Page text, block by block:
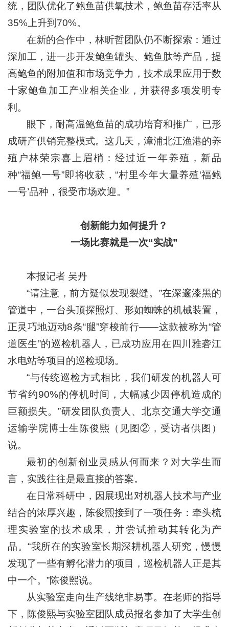
统，团队优化了鲍鱼苗供氧技术，鲍鱼苗存活率从
35%上升到70%。
在新的合作中，林昕哲团队仍不断探索：通过
深加工，进一步开发鲍鱼罐头、鲍鱼肽等产品，提
高鲍鱼的附加值和市场竞争力，技术成果应用于数
十家鲍鱼加工产业相关企业，并获得多项发明专
利。
眼下，耐高温鲍鱼苗的成功培育和推广，已形
成研产供销完整模式。这几天，漳浦北江渔港的养
殖户林荣宗喜上眉梢：经过近一年养殖，新品
种“福鲍一号”即将收获，“村里今年大量养殖‘福鲍
一号’品种，很受市场欢迎。”
创新能力如何提升？
一场比赛就是一次“实战”
本报记者 吴丹
“请注意，前方疑似发现裂缝。”在深邃漆黑的
管道中，一台头顶探照灯、形如蜘蛛的机械装置，
正灵巧地迈动8条“腿”穿梭前行——这款被称为“管
道医生”的巡检机器人，已成功应用在四川雅砻江
水电站等项目的巡检现场。
“与传统巡检方式相比，我们研发的机器人可
节省约90%的停机时间，大幅减少因停机造成的
巨额损失。”研发团队负责人、北京交通大学交通
运输学院博士生陈俊熙（见图②，受访者供图）
说。
最初的创新创业灵感从何而来？对大学生而
言，实践往往是最直接的答案。
在日常科研中，因展现出对机器人技术与产业
结合的浓厚兴趣，陈俊熙接到了一项任务：牵头梳
理实验室的技术成果，并尝试推动其转化为产
品。“我所在的实验室长期深耕机器人研究，慢慢
发现了一些有孵化潜力的项目，巡检机器人正是其
中一个。”陈俊熙说。
从实验室走向生产线绝非易事。在老师的指导
下，陈俊熙与实验室团队成员报名参加了大学生创